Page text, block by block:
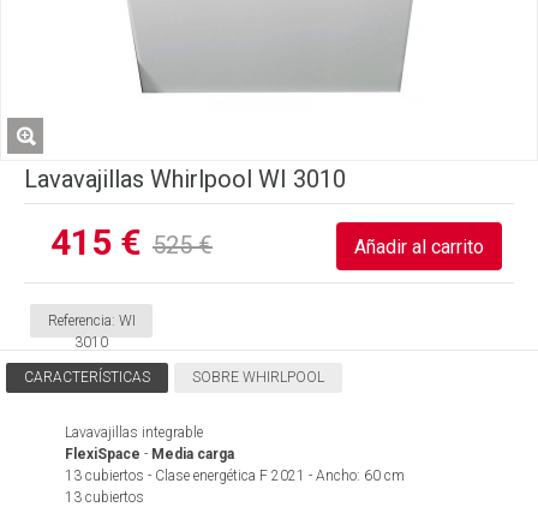
Lavavajillas Whirlpool WI 3010
415 € 525 €
Referencia: WI
3010
CARACTERÍSTICAS SOBRE WHIRLPOOL
Lavavajillas integrable
FlexiSpace - Media carga
13 cubiertos - Clase energética F 2021 - Ancho: 60 cm
13 cubiertos